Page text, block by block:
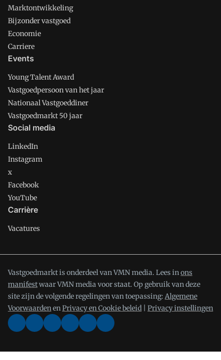
Marktontwikkeling
Bijzonder vastgoed
Economie
Carriere
Events
Young Talent Award
Vastgoedpersoon van het jaar
Nationaal Vastgoeddiner
Vastgoedmarkt 50 jaar
Social media
LinkedIn
Instagram
x
Facebook
YouTube
Carrière
Vacatures
Vastgoedmarkt is onderdeel van VMN media. Lees inons
manifestwaar VMN media voor staat. Op gebruik van deze
site zijn de volgende regelingen van toepassing: Algemene
VoorwaardenenPrivacy en Cookie beleid Privacy instellingen